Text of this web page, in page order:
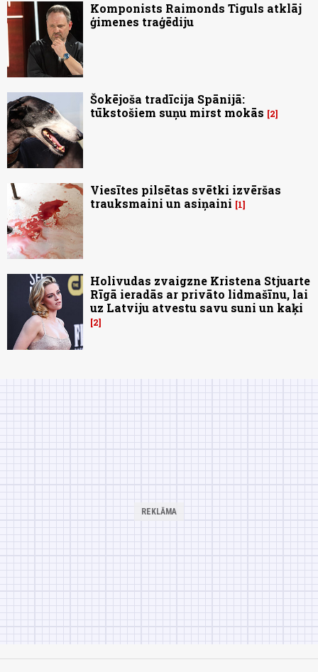
Komponists Raimonds Tiguls atklāj
ģimenes traģēdiju
Šokējoša tradīcija Spānijā:
tūkstošiem suņu mirst mokās
2
Viesītes pilsētas svētki izvēršas
trauksmaini un asiņaini
1
Holivudas zvaigzne Kristena Stjuarte
Rīgā ieradās ar privāto lidmašīnu, lai
uz Latviju atvestu savu suni un kaķi
2